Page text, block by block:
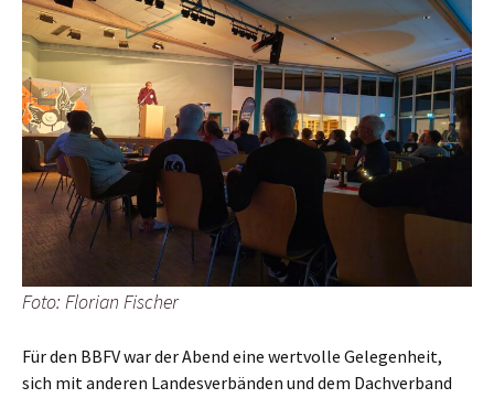
Foto: Flo­ri­an Fischer
Für den BBFV war der Abend eine wert­vol­le Gele­gen­heit,
sich mit ande­ren Lan­des­ver­bän­den und dem Dach­ver­band